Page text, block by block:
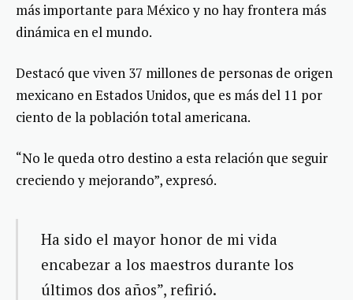
más importante para México y no hay frontera más
dinámica en el mundo.
Destacó que viven 37 millones de personas de origen
mexicano en Estados Unidos, que es más del 11 por
ciento de la población total americana.
“No le queda otro destino a esta relación que seguir
creciendo y mejorando”, expresó.
Ha sido el mayor honor de mi vida
encabezar a los maestros durante los
últimos dos años”, refirió.